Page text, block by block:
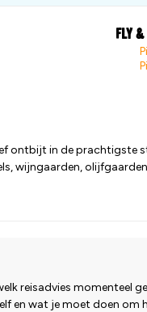
Fly
ontbijt in de prachtigste
wijngaarden,
reisadvies momenteel
en wat je moet doen om